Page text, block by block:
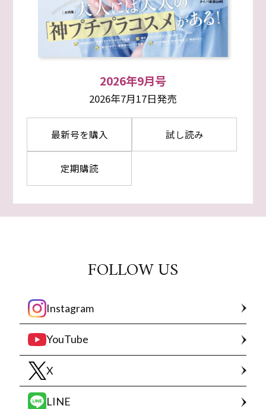
2026年9月号
2026年7月17日発売
最新号を購入 試し読み
定期購読
FOLLOW US
Instagram
YouTube
X
LINE